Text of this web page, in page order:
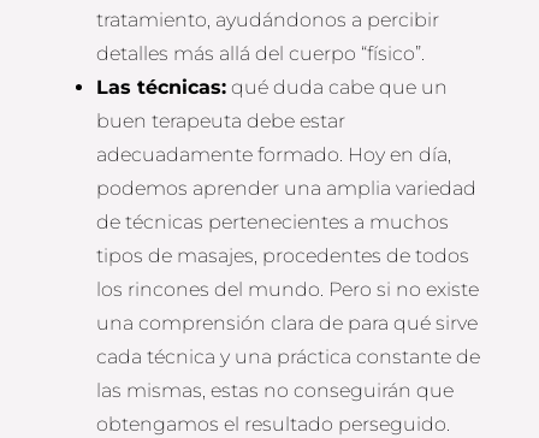
tratamiento, ayudándonos a percibir
detalles más allá del cuerpo “físico”.
Las técnicas: qué duda cabe que un
buen terapeuta debe estar
adecuadamente formado. Hoy en día,
podemos aprender una amplia variedad
de técnicas pertenecientes a muchos
tipos de masajes, procedentes de todos
los rincones del mundo. Pero si no existe
una comprensión clara de para qué sirve
cada técnica y una práctica constante de
las mismas, estas no conseguirán que
obtengamos el resultado perseguido.